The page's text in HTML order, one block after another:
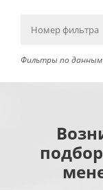
Фильтры по данным